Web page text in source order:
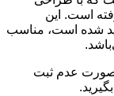
مناسب
ثبت